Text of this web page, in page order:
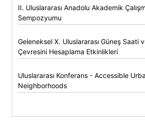
II. Uluslararası Anadolu Akademik
Sempozyumu
Geleneksel X. Uluslararası Güneş Saati
Çevresini Hesaplama Etkinlikleri
Uluslararası Konferans - Accessible
Neighborhoods